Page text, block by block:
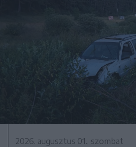
2026. augusztus 01., szombat